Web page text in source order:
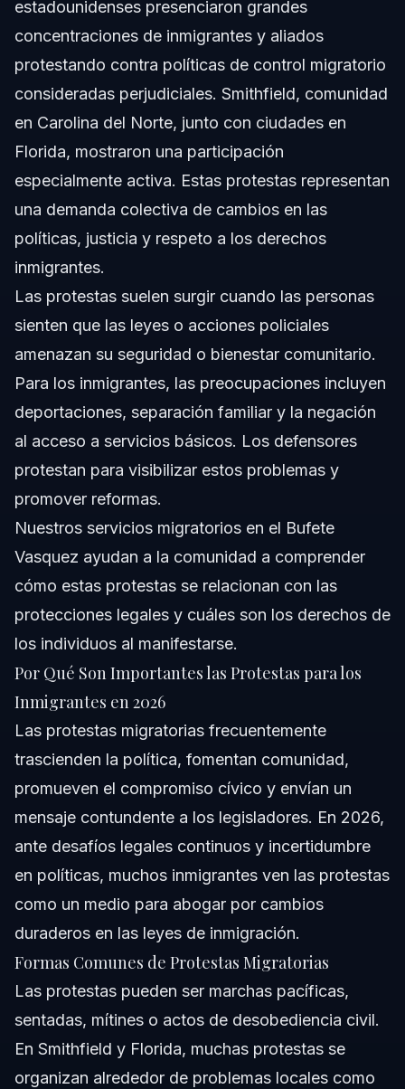
estadounidenses presenciaron grandes
concentraciones de inmigrantes y aliados
protestando contra políticas de control migratorio
consideradas perjudiciales. Smithfield, comunidad
en Carolina del Norte, junto con ciudades en
Florida, mostraron una participación
especialmente activa. Estas protestas representan
una demanda colectiva de cambios en las
políticas, justicia y respeto a los derechos
inmigrantes.
Las protestas suelen surgir cuando las personas
sienten que las leyes o acciones policiales
amenazan su seguridad o bienestar comunitario.
Para los inmigrantes, las preocupaciones incluyen
deportaciones, separación familiar y la negación
al acceso a servicios básicos. Los defensores
protestan para visibilizar estos problemas y
promover reformas.
Nuestros servicios migratorios en el Bufete
Vasquez ayudan a la comunidad a comprender
cómo estas protestas se relacionan con las
protecciones legales y cuáles son los derechos de
los individuos al manifestarse.
Por Qué Son Importantes las Protestas para los
Inmigrantes en 2026
Las protestas migratorias frecuentemente
trascienden la política, fomentan comunidad,
promueven el compromiso cívico y envían un
mensaje contundente a los legisladores. En 2026,
ante desafíos legales continuos y incertidumbre
en políticas, muchos inmigrantes ven las protestas
como un medio para abogar por cambios
duraderos en las leyes de inmigración.
Formas Comunes de Protestas Migratorias
Las protestas pueden ser marchas pacíficas,
sentadas, mítines o actos de desobediencia civil.
En Smithfield y Florida, muchas protestas se
organizan alrededor de problemas locales como